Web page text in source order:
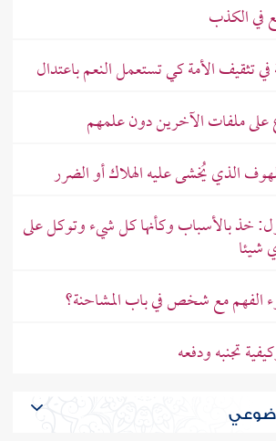
الكذب
في تثقيف الأمة كي تستعمل النعم باعتدال
على ملفات الآخرين دون علمهم
الذي يُخشى عليه الهلاك أو الضرر
بالأسباب وكأنها كل شيء وتوكل على
شيئا
مع شخص في باب المشاحنة؟
تجنبه ودفعه